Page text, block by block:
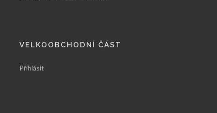
VELKOOBCHODNÍ ČÁST
Přihlásit